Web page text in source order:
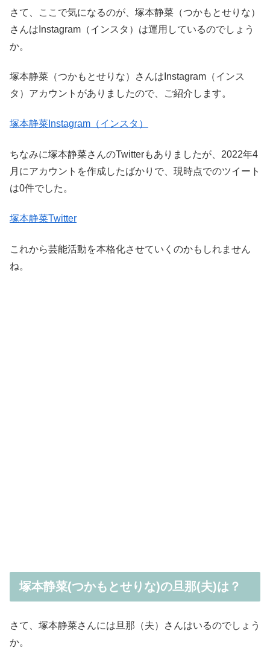
さて、ここで気になるのが、塚本静菜（つかもとせりな）
さんはInstagram（インスタ）は運用しているのでしょう
か。
塚本静菜（つかもとせりな）さんはInstagram（インス
タ）アカウントがありましたので、ご紹介します。
塚本静菜Instagram（インスタ）
ちなみに塚本静菜さんのTwitterもありましたが、2022年4
月にアカウントを作成したばかりで、現時点でのツイート
は0件でした。
塚本静菜Twitter
これから芸能活動を本格化させていくのかもしれません
ね。
塚本静菜(つかもとせりな)の旦那(夫)は？
さて、塚本静菜さんには旦那（夫）さんはいるのでしょう
か。